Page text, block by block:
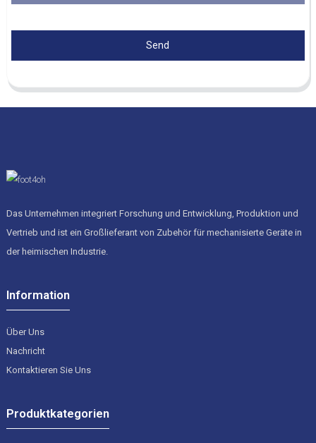
Send
Das Unternehmen integriert Forschung und Entwicklung, Produktion und
Vertrieb und ist ein Großlieferant von Zubehör für mechanisierte Geräte in
der heimischen Industrie.
Information
Über Uns
Nachricht
Kontaktieren Sie Uns
Produktkategorien